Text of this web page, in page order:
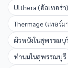
Ulthera (อัลเทอร่า)
Thermage (เทอร์ม
ผิวหนังในสุพรรณบุ
ทำนมในสุพรรณบุรี